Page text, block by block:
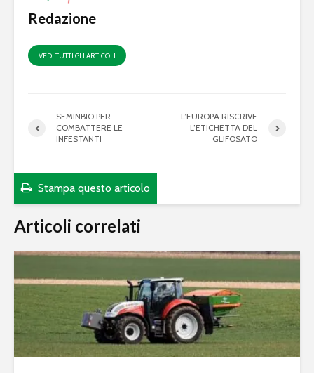
Redazione
VEDI TUTTI GLI ARTICOLI
SEMINBIO PER
COMBATTERE LE
INFESTANTI
L’EUROPA RISCRIVE
L’ETICHETTA DEL
GLIFOSATO
Stampa questo articolo
Articoli correlati